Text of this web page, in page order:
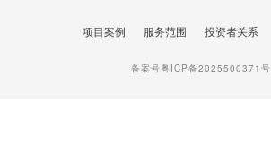
项目案例 服务范围 投资者关系
备案号粤ICP备2025500371号